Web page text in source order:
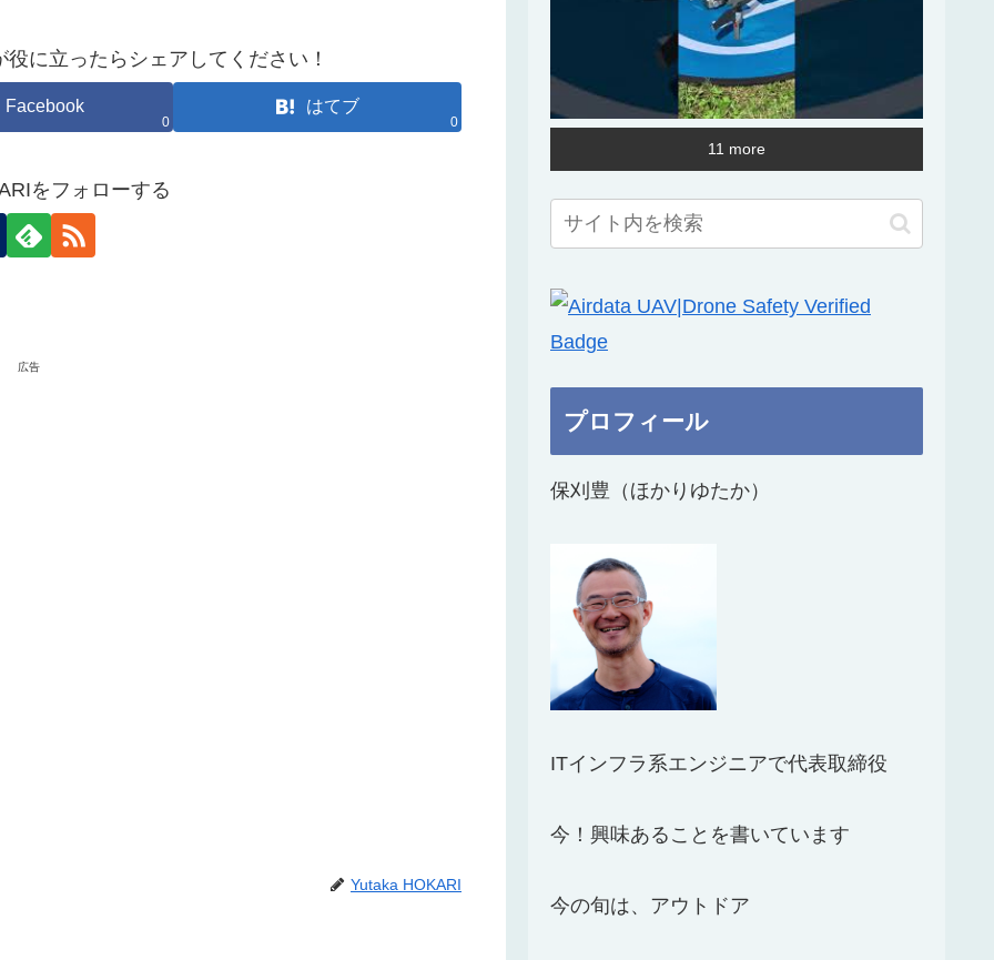
に立ったらシェアしてください！
Facebook
0
はてブ
0
をフォローする
広告
Yutaka HOKARI
11 more
プロフィール
保刈豊（ほかりゆたか）
ITインフラ系エンジニアで代表取締役
今！興味あることを書いています
今の旬は、アウトドア